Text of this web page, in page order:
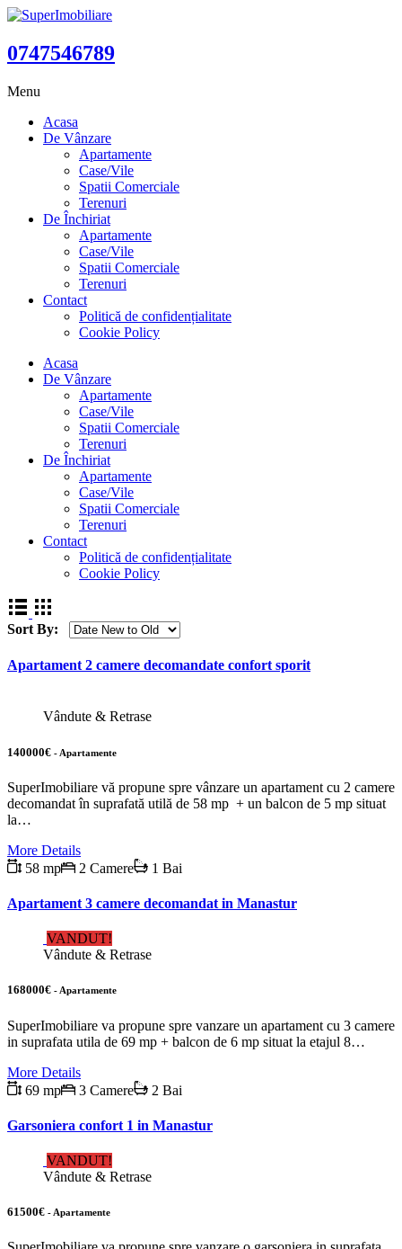
0747546789
Menu
Acasa
De Vânzare
Apartamente
Case/Vile
Spatii Comerciale
Terenuri
De Închiriat
Apartamente
Case/Vile
Spatii Comerciale
Terenuri
Contact
Politică de confidențialitate
Cookie Policy
Acasa
De Vânzare
Apartamente
Case/Vile
Spatii Comerciale
Terenuri
De Închiriat
Apartamente
Case/Vile
Spatii Comerciale
Terenuri
Contact
Politică de confidențialitate
Cookie Policy
Sort By:
Apartament 2 camere decomandate confort sporit
Vândute & Retrase
140000€ - Apartamente
SuperImobiliare vă propune spre vânzare un apartament cu 2 camere
decomandat în suprafată utilă de 58 mp + un balcon de 5 mp situat
la…
More Details
58 mp
2 Camere 1 Bai
Apartament 3 camere decomandat in Manastur
VANDUT!
Vândute & Retrase
168000€ - Apartamente
SuperImobiliare va propune spre vanzare un apartament cu 3 camere
in suprafata utila de 69 mp + balcon de 6 mp situat la etajul 8…
More Details
69 mp
3 Camere 2 Bai
Garsoniera confort 1 in Manastur
VANDUT!
Vândute & Retrase
61500€ - Apartamente